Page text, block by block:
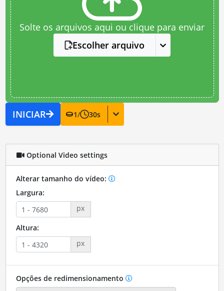
Solte os arquivos aqui ou clique para enviar
Escolher arquivo
INICIAR 1/ 30s
Optional Video settings
Alterar tamanho do vídeo:
Largura:
px
Altura:
px
Opções de redimensionamento